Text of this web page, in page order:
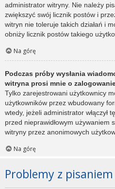
administrator witryny. Nie należy
zwiększyć swój licznik postów i
witryn nie toleruje takich działań i
obniży licznik postów takiego
Na górę
Podczas próby wysłania
witryna prosi mnie o
Tylko zarejestrowani użytkownicy
użytkowników przez wbudowany
wtedy, jeżeli administrator włączył
przed nieprawidłowym używaniem
witryny przez anonimowych
Na górę
Problemy z pisaniem